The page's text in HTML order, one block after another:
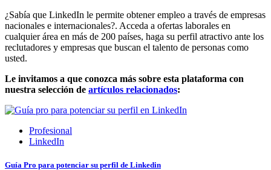
¿Sabía que LinkedIn le permite obtener empleo a través de empresas
nacionales e internacionales?. Acceda a ofertas laborales en
cualquier área en más de 200 países, haga su perfil atractivo ante los
reclutadores y empresas que buscan el talento de personas como
usted.
Le invitamos a que conozca más sobre esta plataforma con
nuestra selección de artículos relacionados:
Profesional
LinkedIn
Guía Pro para potenciar su perfil de Linkedin